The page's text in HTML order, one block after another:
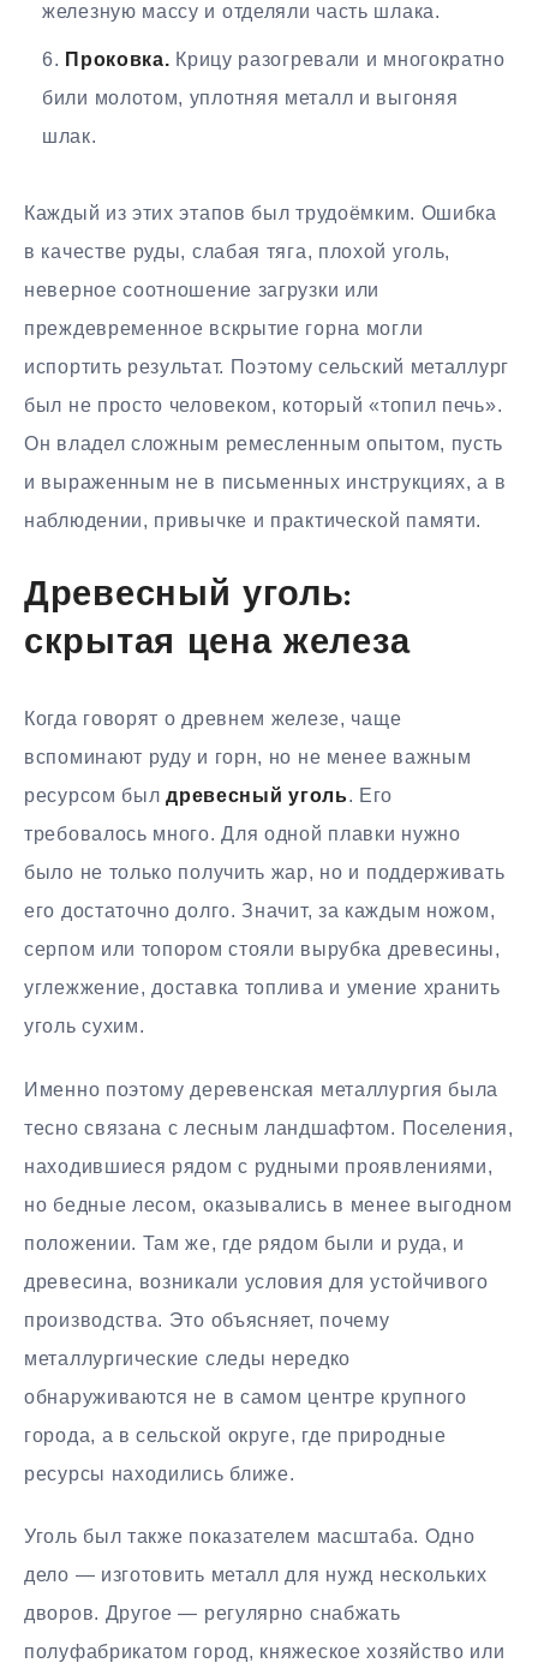
железную массу и отделяли часть шлака.
Проковка. Крицу разогревали и многократно
били молотом, уплотняя металл и выгоняя
шлак.
Каждый из этих этапов был трудоёмким. Ошибка
в качестве руды, слабая тяга, плохой уголь,
неверное соотношение загрузки или
преждевременное вскрытие горна могли
испортить результат. Поэтому сельский металлург
был не просто человеком, который «топил печь».
Он владел сложным ремесленным опытом, пусть
и выраженным не в письменных инструкциях, а в
наблюдении, привычке и практической памяти.
Древесный уголь:
скрытая цена железа
Когда говорят о древнем железе, чаще
вспоминают руду и горн, но не менее важным
ресурсом былдревесный уголь. Его
требовалось много. Для одной плавки нужно
было не только получить жар, но и поддерживать
его достаточно долго. Значит, за каждым ножом,
серпом или топором стояли вырубка древесины,
углежжение, доставка топлива и умение хранить
уголь сухим.
Именно поэтому деревенская металлургия была
тесно связана с лесным ландшафтом. Поселения,
находившиеся рядом с рудными проявлениями,
но бедные лесом, оказывались в менее выгодном
положении. Там же, где рядом были и руда, и
древесина, возникали условия для устойчивого
производства. Это объясняет, почему
металлургические следы нередко
обнаруживаются не в самом центре крупного
города, а в сельской округе, где природные
ресурсы находились ближе.
Уголь был также показателем масштаба. Одно
дело — изготовить металл для нужд нескольких
дворов. Другое — регулярно снабжать
полуфабрикатом город, княжеское хозяйство или